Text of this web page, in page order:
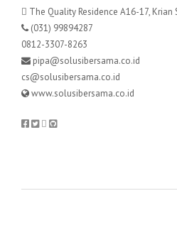
The Quality Residence A16-17,
(031) 99894287
0812-3307-8263
pipa@solusibersama.co.id
cs@solusibersama.co.id
www.solusibersama.co.id